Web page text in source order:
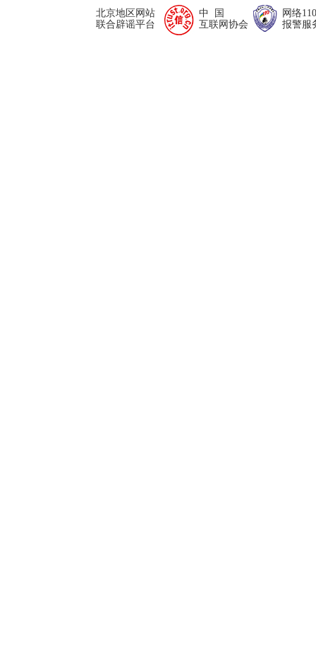
北京地区网站
联合辟谣平台
中 国
互联网协会
网络110
报警服